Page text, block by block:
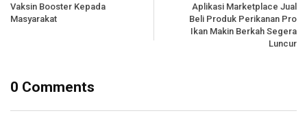
Vaksin Booster Kepada
Masyarakat
Aplikasi Marketplace Jual
Beli Produk Perikanan Pro
Ikan Makin Berkah Segera
Luncur
0 Comments